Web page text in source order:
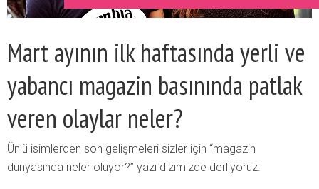
Mart ayının ilk haftasında yerli ve
yabancı magazin basınında patlak
veren olaylar neler?
Ünlü isimlerden son gelişmeleri sizler için “magazin
dünyasında neler oluyor?” yazı dizimizde derliyoruz.